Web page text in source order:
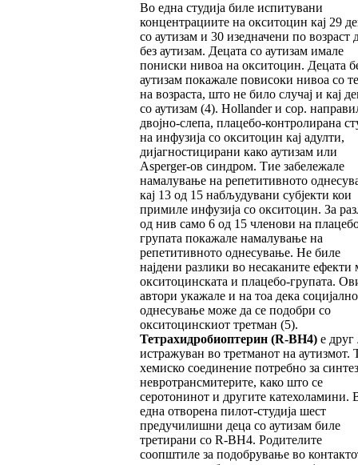
Во една студија биле испитувани
концентрациите на окситоцин кај 29
со аутизам и 30 изедначени по возраст
без аутизам. Децата со аутизам имале
пониски нивоа на окситоцин. Децата
аутизам покажале повисоки нивоа со
на возраста, што не било случај и кај
со аутизам (4). Hollander и сор.
двојно-слепа, плацебо-контролирана
на инфузија со окситоцин кај адулти,
дијагностицирани како аутизам или
Asperger-ов синдром. Тие забележале
намалување на репетитивното
кај 13 од 15 набљудувани субјекти кои
примиле инфузија со окситоцин. За
од нив само 6 од 15 членови на
групата покажале намалување на
репетитивното однесување. Не биле
најдени разлики во несаканите ефекти
окситоцинската и плацебо-групата.
автори укажале и на тоа дека
однесување може да се подобри со
окситоцинскиот третман (5).
Тетрахидробиоптерин (R-BH4) е друг
истражуван во третманот на аутизмот.
хемиско соединение потребно за
невротрансмитерите, како што се
серотонинот и другите катехоламини.
една отворена пилот-студија шест
предучилишни деца со аутизам биле
третирани со R-BH4. Родителите
соопштиле за подобрување во